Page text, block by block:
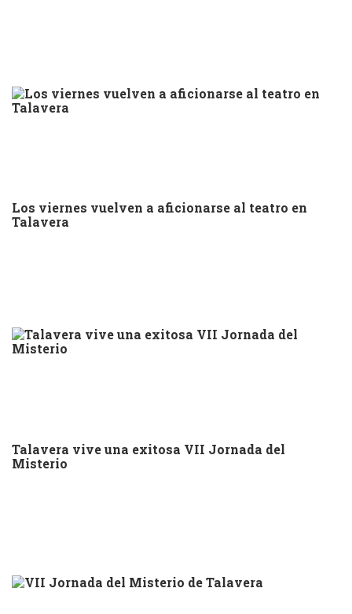
Los viernes vuelven a aficionarse al teatro en
Talavera
Talavera vive una exitosa VII Jornada del
Misterio